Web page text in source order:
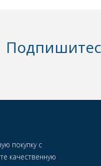
покупку с
качественную